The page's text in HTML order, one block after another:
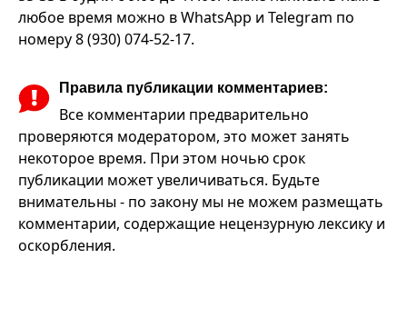
любое время можно в WhatsApp и Telegram по
номеру 8 (930) 074-52-17.
Правила публикации комментариев:
Все комментарии предварительно
проверяются модератором, это может занять
некоторое время. При этом ночью срок
публикации может увеличиваться. Будьте
внимательны - по закону мы не можем размещать
комментарии, содержащие нецензурную лексику и
оскорбления.